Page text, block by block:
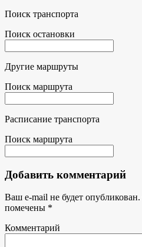
Поиск транспорта
Поиск остановки
Другие маршруты
Поиск маршрута
Расписание транспорта
Поиск маршрута
Добавить комментарий
Ваш e-mail не будет опубликован.
помечены *
Комментарий